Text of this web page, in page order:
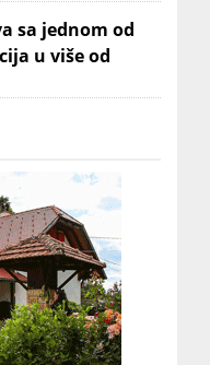
sa jednom od
u više od